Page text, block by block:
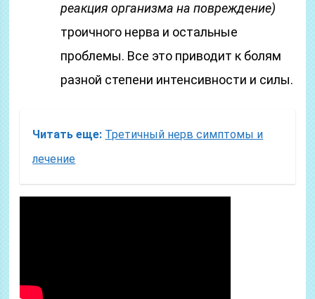
реакция организма на повреждение)
троичного нерва и остальные
проблемы. Все это приводит к болям
разной степени интенсивности и силы.
Читать еще: Третичный нерв симптомы и
лечение